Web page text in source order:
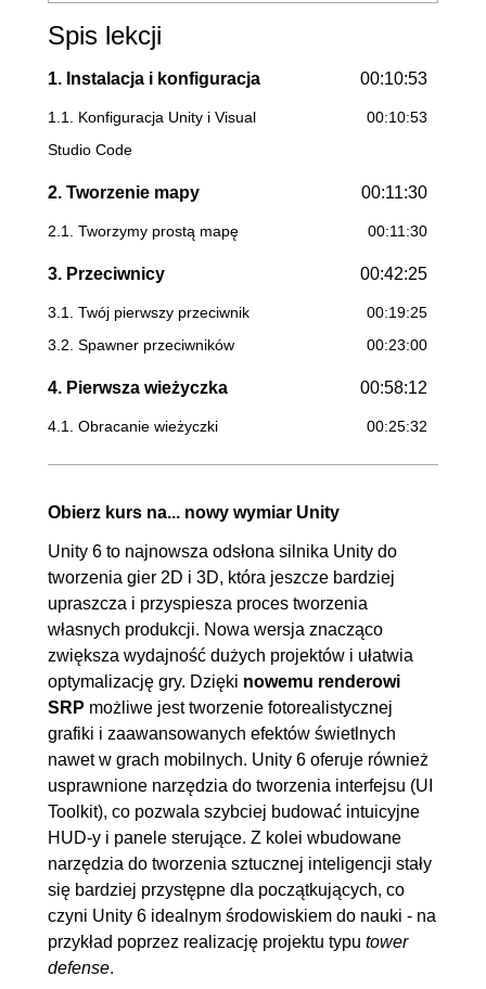
Spis lekcji
1. Instalacja i konfiguracja 00:10:53
1.1. Konfiguracja Unity i Visual
Studio Code
00:10:53
2. Tworzenie mapy 00:11:30
2.1. Tworzymy prostą mapę 00:11:30
3. Przeciwnicy 00:42:25
3.1. Twój pierwszy przeciwnik
00:19:25
3.2. Spawner przeciwników
00:23:00
4. Pierwsza wieżyczka 00:58:12
4.1. Obracanie wieżyczki
00:25:32
strzelać
5. Sklep i prosty interfejs 00:52:52
5.1. Punkty zdrowia i
pieniądze
OGLĄDAJ »
00:07:47
5.2. Prosty HUD
5.3. Sklep
00:19:27
5.4. Animacja sklepu
00:10:27
6. Menu i interfejs 01:45:47
6.1. Menu gry
00:17:12
6.2. Ekran ładowania
00:10:18
6.3. Menu ESC
00:14:41
6.4. Ekran przegranej i punkty
00:20:25
6.5. Damage indicator i
poprawka do pocisku
00:21:47
Obierz kurs na... nowy wymiar Unity
Unity 6 to najnowsza odsłona silnika Unity do
tworzenia gier 2D i 3D, która jeszcze bardziej
upraszcza i przyspiesza proces tworzenia
własnych produkcji. Nowa wersja znacząco
zwiększa wydajność dużych projektów i ułatwia
optymalizację gry. Dzięki nowemu renderowi
SRP możliwe jest tworzenie fotorealistycznej
grafiki i zaawansowanych efektów świetlnych
nawet w grach mobilnych. Unity 6 oferuje również
usprawnione narzędzia do tworzenia interfejsu (UI
Toolkit), co pozwala szybciej budować intuicyjne
HUD-y i panele sterujące. Z kolei wbudowane
narzędzia do tworzenia sztucznej inteligencji stały
się bardziej przystępne dla początkujących, co
czyni Unity 6 idealnym środowiskiem do nauki - na
przykład poprzez realizację projektu typu tower
defense.